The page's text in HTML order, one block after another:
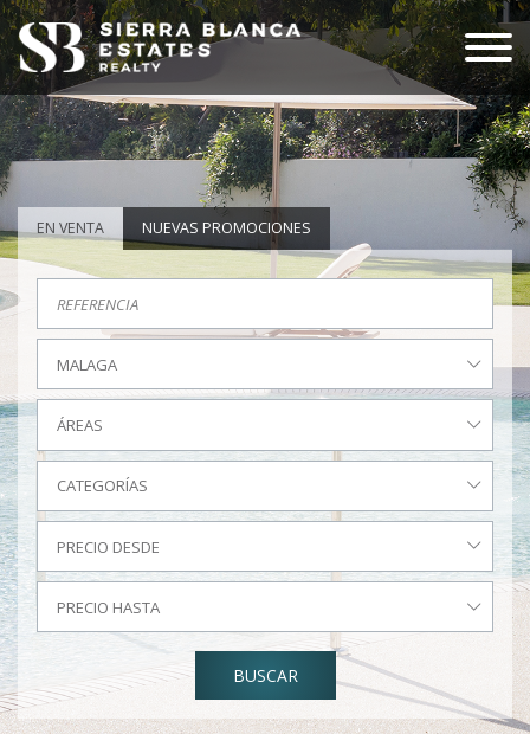
EN VENTA NUEVAS PROMOCIONES
MALAGA
ÁREAS
CATEGORÍAS
PRECIO DESDE
PRECIO HASTA
BUSCAR